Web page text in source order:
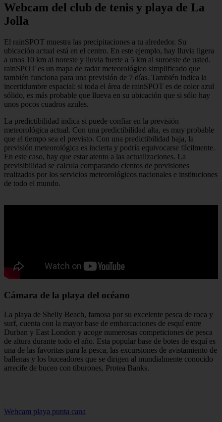
Webcam del club de tenis y playa de La
Jolla
El rainSPOT muestra las precipitaciones a tu alrededor. Su
ubicación actual está en el centro. En este ejemplo, hay lluvia ligera
a unos 10 km al noreste y lluvia fuerte a 5 km al suroeste de usted.
rainSPOT es un mapa de radar meteorológico simplificado que
también funciona para una previsión de 7 días. También indica la
incertidumbre espacial: si toda el área de rainSPOT es de color azul
sólido, es más probable que llueva en su ubicación que si sólo hay
unos pocos cuadros azules.
La predictibilidad indica si puede confiar en la previsión
meteorológica actual. Con una predictibilidad alta, es muy probable
que el tiempo sea el previsto. Con una predictibilidad baja, la
previsión meteorológica es incierta y podría equivocarse fácilmente.
En este caso, hay que estar atento a las actualizaciones. La
previsibilidad se calcula comparando cientos de previsiones
realizadas por los servicios meteorológicos nacionales e instituciones
de todo el mundo.
Cámara de la playa del océano
La playa de Shelly Beach, famosa por su excelente pesca de roca y
surf, cuenta con la mayor base de embarcaciones de esquí entre
Durban y East London y acoge numerosas competiciones de pesca
de altura durante todo el año. Esta popular base de botes de esquí es
una de las favoritas para la pesca, las excursiones de avistamiento de
ballenas y los buceadores que se dirigen al mundialmente conocido
arrecife de buceo con tiburones, Protea Banks.
Webcam playa punta cana